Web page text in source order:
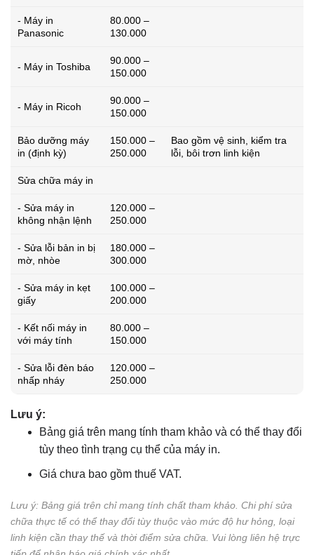
- Máy in
Panasonic
80.000 –
130.000
- Máy in Toshiba
90.000 –
150.000
- Máy in Ricoh
90.000 –
150.000
Bảo dưỡng máy
in (định kỳ)
150.000 –
250.000
Bao gồm vệ sinh, kiểm tra
lỗi, bôi trơn linh kiện
Sửa chữa máy in
- Sửa máy in
không nhận lệnh
120.000 –
250.000
- Sửa lỗi bản in bị
mờ, nhòe
180.000 –
300.000
- Sửa máy in kẹt
giấy
100.000 –
200.000
- Kết nối máy in
với máy tính
80.000 –
150.000
- Sửa lỗi đèn báo
nhấp nháy
120.000 –
250.000
Lưu ý:
Bảng giá trên mang tính tham khảo và có thể thay đổi
tùy theo tình trạng cụ thể của máy in.
Giá chưa bao gồm thuế VAT.
Lưu ý: Bảng giá trên chỉ mang tính chất tham khảo. Chi phí sửa
chữa thực tế có thể thay đổi tùy thuộc vào mức độ hư hỏng, loại
linh kiện cần thay thế và thời điểm sửa chữa. Vui lòng liên hệ trực